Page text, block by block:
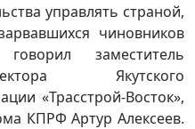
управлять страной,
чиновников
заместитель
Якутского
«Трасстрой-Восток»,
КПРФ Артур Алексеев.